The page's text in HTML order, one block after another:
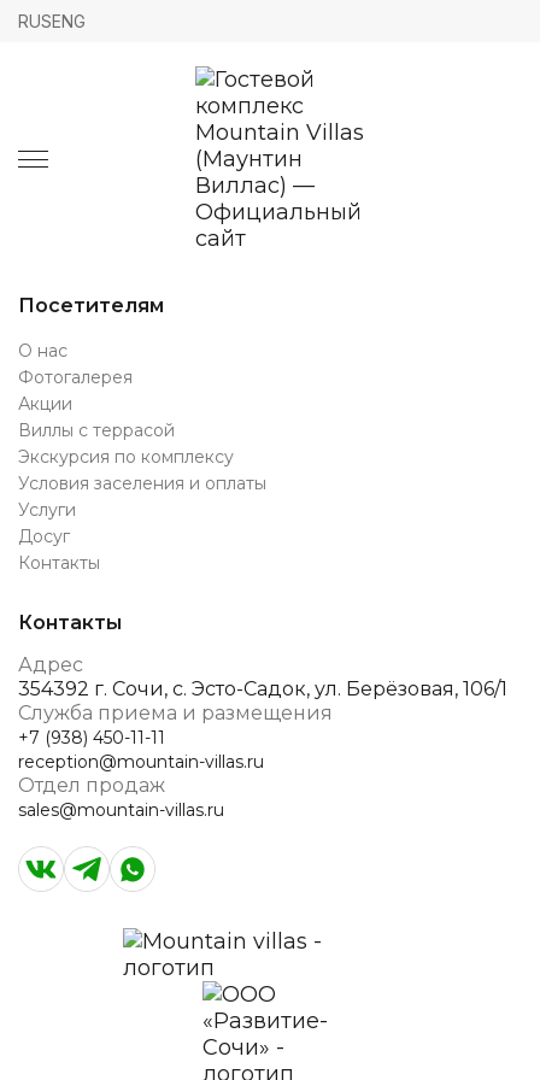
RUSENG
Посетителям
О нас
Фотогалерея
Акции
Виллы с террасой
Экскурсия по комплексу
Условия заселения и оплаты
Услуги
Досуг
Контакты
Контакты
Адрес
354392 г. Сочи, с. Эсто-Садок, ул. Берёзовая, 106/1
Служба приема и размещения
+7 (938) 450-11-11
reception@mountain-villas.ru
Отдел продаж
sales@mountain-villas.ru